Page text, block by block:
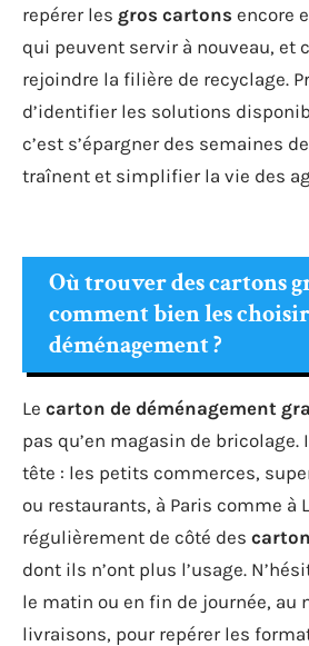
repérer les gros cartons encore
qui peuvent servir à nouveau, et
rejoindre la filière de recyclage.
d’identifier les solutions
c’est s’épargner des semaines
traînent et simplifier la vie des
Où trouver des cartons
comment bien les
déménagement ?
Le carton de déménagement
pas qu’en magasin de
tête : les petits commerces,
ou restaurants, à Paris comme à
régulièrement de côté des
dont ils n’ont plus l’usage.
le matin ou en fin de journée, au
livraisons, pour repérer les